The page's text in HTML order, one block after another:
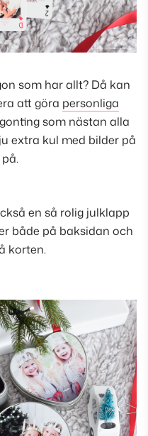
som har allt? Då kan
att göra personliga
som nästan alla
extra kul med bilder på
en så rolig julklapp
både på baksidan och
korten.